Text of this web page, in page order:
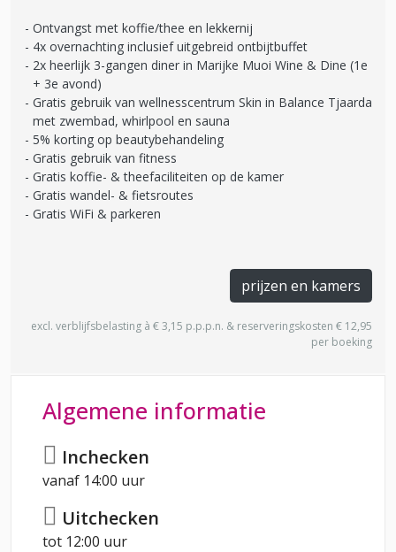
Ontvangst met koffie/thee en lekkernij
4x overnachting inclusief uitgebreid ontbijtbuffet
2x heerlijk 3-gangen diner in Marijke Muoi Wine & Dine (1e
+ 3e avond)
Gratis gebruik van wellnesscentrum Skin in Balance Tjaarda
met zwembad, whirlpool en sauna
5% korting op beautybehandeling
Gratis gebruik van fitness
Gratis koffie- & theefaciliteiten op de kamer
Gratis wandel- & fietsroutes
Gratis WiFi & parkeren
prijzen en kamers
excl. verblijfsbelasting à € 3,15 p.p.p.n. & reserveringskosten € 12,95
per boeking
Algemene informatie
Inchecken
vanaf 14:00 uur
Uitchecken
tot 12:00 uur